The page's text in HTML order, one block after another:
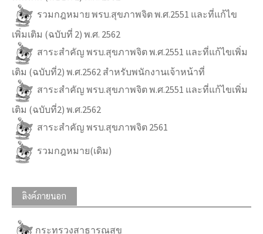
รวมกฎหมาย พรบ.สุขภาพจิต พ.ศ.2551 และที่แก้ไข
เพิ่มเติม (ฉบับที่ 2) พ.ศ. 2562
สาระสำคัญ พรบ.สุขภาพจิต พ.ศ.2551 และที่แก้ไขเพิ่ม
เติม (ฉบับที่2) พ.ศ.2562 สำหรับพนักงานเจ้าหน้าที่
สาระสำคัญ พรบ.สุขภาพจิต พ.ศ.2551 และที่แก้ไขเพิ่ม
เติม (ฉบับที่2) พ.ศ.2562
สาระสำคัญ พรบ.สุขภาพจิต 2561
รวมกฎหมาย(เดิม)
ลิงค์ภายนอก
กระทรวงสาธารณสุข